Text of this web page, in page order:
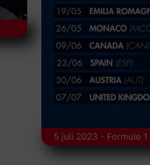
5 juli 2023 - Formule 1